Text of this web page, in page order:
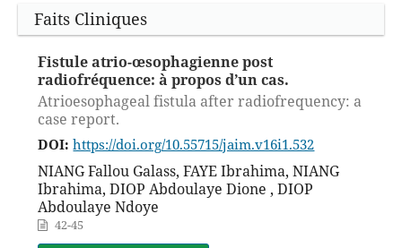
Faits Cliniques
Fistule atrio-œsophagienne post
radiofréquence: à propos d’un cas.
Atrioesophageal fistula after radiofrequency: a
case report.
DOI: https://doi.org/10.55715/jaim.v16i1.532
NIANG Fallou Galass, FAYE Ibrahima, NIANG
Ibrahima, DIOP Abdoulaye Dione , DIOP
Abdoulaye Ndoye
42-45